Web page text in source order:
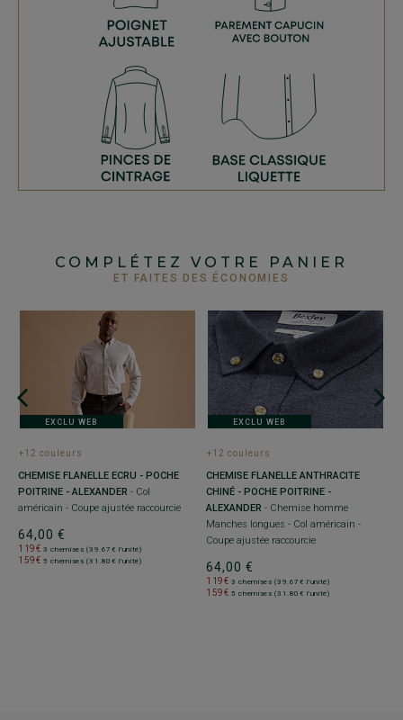
COMPLÉTEZ VOTRE PANIER
ET FAITES DES ÉCONOMIES
EXCLU WEB
+12 couleurs
CHEMISE FLANELLE ECRU - POCHE
POITRINE - ALEXANDER - Col
américain - Coupe ajustée raccourcie
64,00 €
119€ 3 chemises (39.67€ l'unité)
159€ 5 chemises (31.80€ l'unité)
EXCLU WEB
+12 couleurs
CHEMISE FLANELLE ANTHRACITE
CHINÉ - POCHE POITRINE -
ALEXANDER - Chemise homme
Manches longues - Col américain -
Coupe ajustée raccourcie
64,00 €
119€ 3 chemises (39.67€ l'unité)
159€ 5 chemises (31.80€ l'unité)